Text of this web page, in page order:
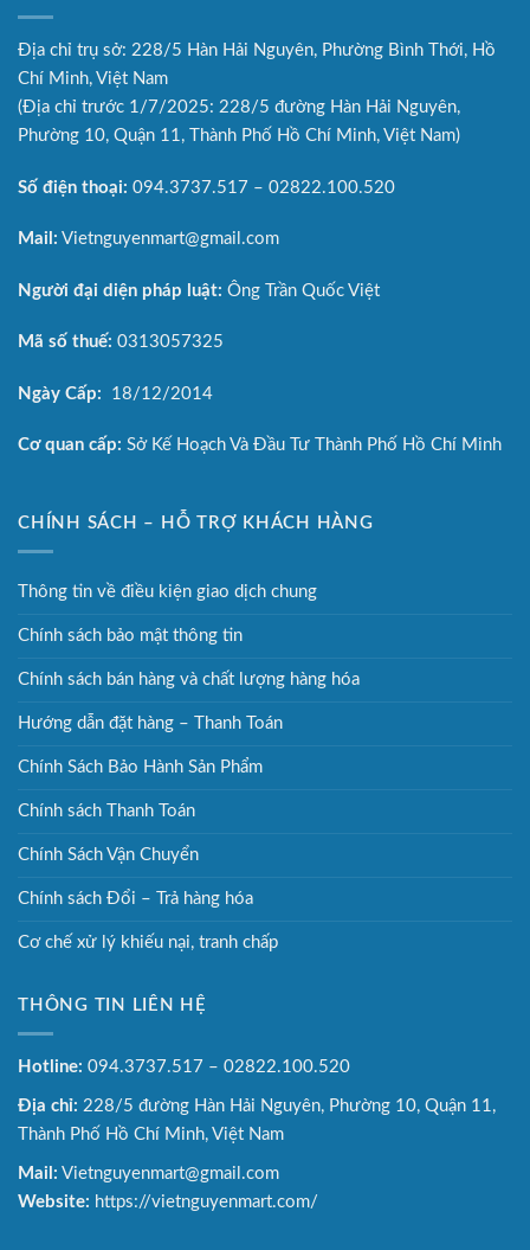
Địa chỉ trụ sở: 228/5 Hàn Hải Nguyên, Phường Bình Thới, Hồ
Chí Minh, Việt Nam
(Địa chỉ trước 1/7/2025: 228/5 đường Hàn Hải Nguyên,
Phường 10, Quận 11, Thành Phố Hồ Chí Minh, Việt Nam)
Số điện thoại: 094.3737.517 – 02822.100.520
Mail: Vietnguyenmart@gmail.com
Người đại diện pháp luật: Ông Trần Quốc Việt
Mã số thuế: 0313057325
Ngày Cấp: 18/12/2014
Cơ quan cấp: Sở Kế Hoạch Và Đầu Tư Thành Phố Hồ Chí Minh
CHÍNH SÁCH – HỖ TRỢ KHÁCH HÀNG
Thông tin về điều kiện giao dịch chung
Chính sách bảo mật thông tin
Chính sách bán hàng và chất lượng hàng hóa
Hướng dẫn đặt hàng – Thanh Toán
Chính Sách Bảo Hành Sản Phẩm
Chính sách Thanh Toán
Chính Sách Vận Chuyển
Chính sách Đổi – Trả hàng hóa
Cơ chế xử lý khiếu nại, tranh chấp
THÔNG TIN LIÊN HỆ
Hotline: 094.3737.517 – 02822.100.520
Địa chỉ: 228/5 đường Hàn Hải Nguyên, Phường 10, Quận 11,
Thành Phố Hồ Chí Minh, Việt Nam
Mail: Vietnguyenmart@gmail.com
Website: https://vietnguyenmart.com/